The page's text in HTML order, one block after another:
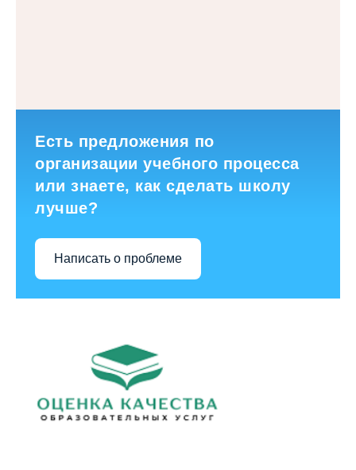
Есть предложения по
организации учебного процесса
или знаете, как сделать школу
лучше?
Написать о проблеме